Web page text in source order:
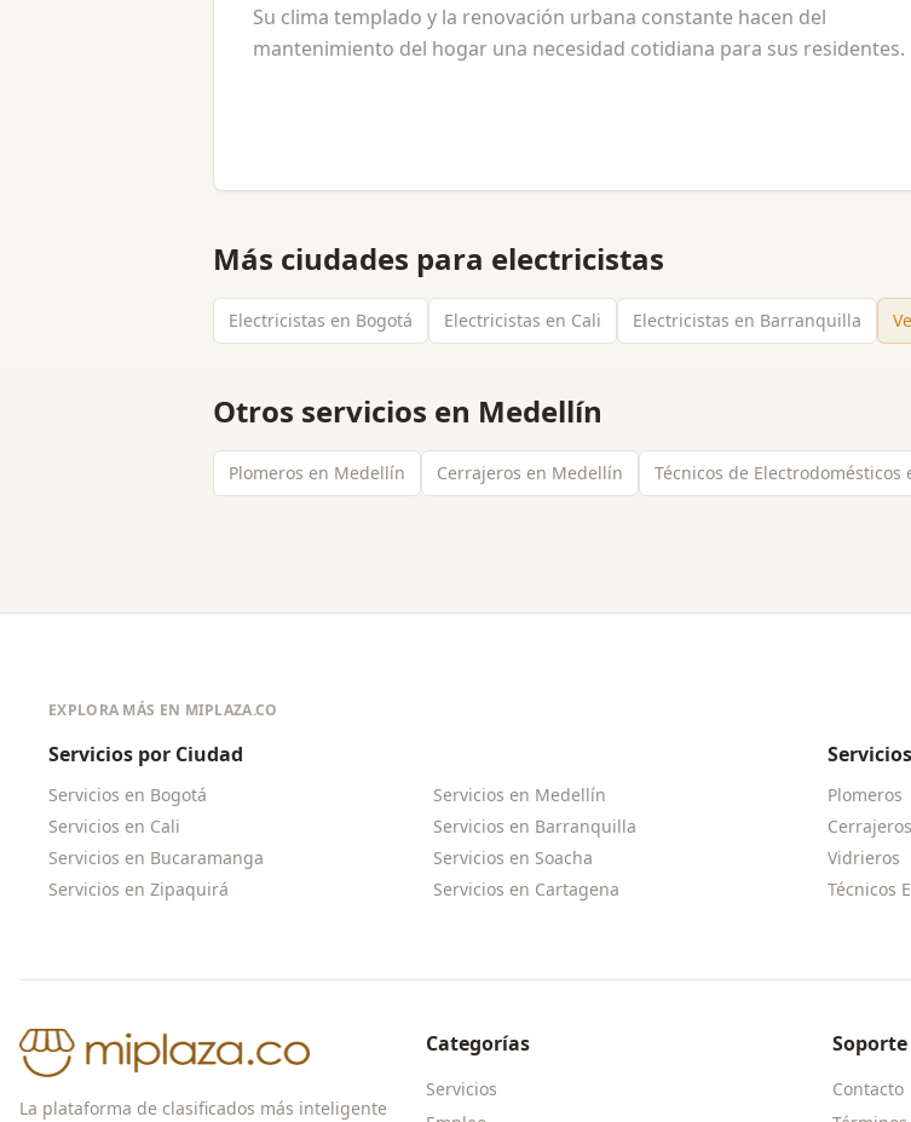
Su clima templado y la renovación urbana constante hacen del
mantenimiento del hogar una necesidad cotidiana para sus residentes.
Más ciudades para electricistas
Electricistas en Bogotá Electricistas en Cali Electricistas en Barranquilla
Otros servicios en Medellín
Plomeros en Medellín Cerrajeros en Medellín Técnicos de Electrodomésticos
EXPLORA MÁS EN MIPLAZA.CO
Servicios por Ciudad
Servicios en Bogotá Servicios en Medellín
Servicios en Cali Servicios en Barranquilla
Servicios en Bucaramanga Servicios en Soacha
Servicios en Zipaquirá Servicios en Cartagena
Plomeros
Cerrajeros
Vidrieros
Técnicos
La plataforma de clasificados más inteligente
Categorías
Servicios
Soporte
Contacto